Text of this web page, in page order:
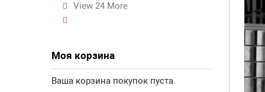
View 24 More
Моя корзина
Ваша корзина покупок пуста.